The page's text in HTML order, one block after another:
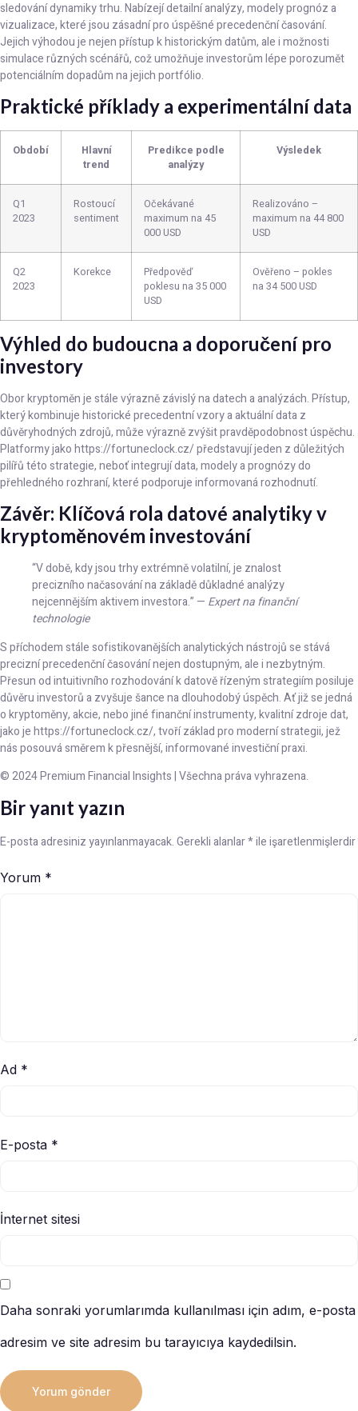
sledování dynamiky trhu. Nabízejí detailní analýzy, modely prognóz a
vizualizace, které jsou zásadní pro úspěšné precedenční časování.
Jejich výhodou je nejen přístup k historickým datům, ale i možnosti
simulace různých scénářů, což umožňuje investorům lépe porozumět
potenciálním dopadům na jejich portfólio.
Praktické příklady a experimentální data
Období
Hlavní
trend
Predikce podle
analýzy
Výsledek
Q1
2023
Rostoucí
sentiment
Očekávané
maximum na 45
000 USD
Realizováno –
maximum na 44 800
USD
Q2
2023
Korekce
Předpověď
poklesu na 35 000
USD
Ověřeno – pokles
na 34 500 USD
Výhled do budoucna a doporučení pro
investory
Obor kryptoměn je stále výrazně závislý na datech a analýzách. Přístup,
který kombinuje historické precedentní vzory a aktuální data z
důvěryhodných zdrojů, může výrazně zvýšit pravděpodobnost úspěchu.
Platformy jako https://fortuneclock.cz/ představují jeden z důležitých
pilířů této strategie, neboť integrují data, modely a prognózy do
přehledného rozhraní, které podporuje informovaná rozhodnutí.
Závěr: Klíčová rola datové analytiky v
kryptoměnovém investování
“V době, kdy jsou trhy extrémně volatilní, je znalost
precizního načasování na základě důkladné analýzy
nejcennějším aktivem investora.” — Expert na finanční
technologie
S příchodem stále sofistikovanějších analytických nástrojů se stává
precizní precedenční časování nejen dostupným, ale i nezbytným.
Přesun od intuitivního rozhodování k datově řízeným strategiím posiluje
důvěru investorů a zvyšuje šance na dlouhodobý úspěch. Ať již se jedná
o kryptoměny, akcie, nebo jiné finanční instrumenty, kvalitní zdroje dat,
jako je https://fortuneclock.cz/, tvoří základ pro moderní strategii, jež
nás posouvá směrem k přesnější, informované investiční praxi.
© 2024 Premium Financial Insights | Všechna práva vyhrazena.
Bir yanıt yazın
E-posta adresiniz yayınlanmayacak.Gerekli alanlar*ile işaretlenmişlerdir
Yorum *
Ad *
E-posta *
İnternet sitesi
Daha sonraki yorumlarımda kullanılması için adım, e-posta
adresim ve site adresim bu tarayıcıya kaydedilsin.